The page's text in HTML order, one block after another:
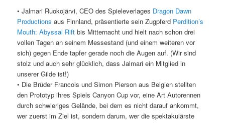
• Jalmari Ruokojärvi, CEO des Spieleverlages Dragon Dawn
Productions aus Finnland, präsentierte sein Zugpferd Perdition’s
Mouth: Abyssal Rift bis Mitternacht und hielt nach schon drei
vollen Tagen an seinem Messestand (und einem weiteren vor
sich) gegen Ende tapfer gerade noch die Augen auf. (Wir sind
stolz und auch sehr glücklich, dass Jalmari ein Mitglied in
unserer Gilde ist!)
• Die Brüder Francois und Simon Pierson aus Belgien stellten
den Prototyp ihres Spiels Canyon Cup vor, eine Art Autorennen
durch schwieriges Gelände, bei dem es nicht darauf ankommt,
wer zuerst im Ziel ist, sondern darum, wer die spektakulärste